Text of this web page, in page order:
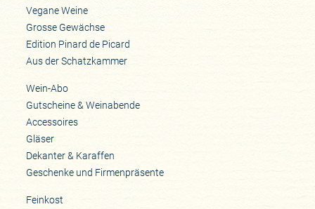
Vegane Weine
Grosse Gewächse
Edition Pinard de Picard
Aus der Schatzkammer
Wein-Abo
Gutscheine & Weinabende
Accessoires
Gläser
Dekanter & Karaffen
Geschenke und Firmenpräsente
Feinkost